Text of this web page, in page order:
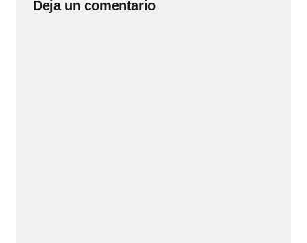
Deja un comentario